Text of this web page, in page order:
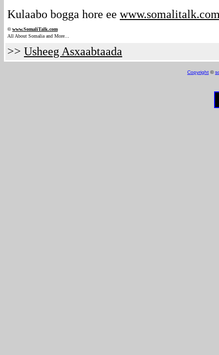
Kulaabo bogga hore ee
©www.SomaliTalk.com
All About Somalia and More.. .
>> Usheeg Asxaabtaada
Copyright ©